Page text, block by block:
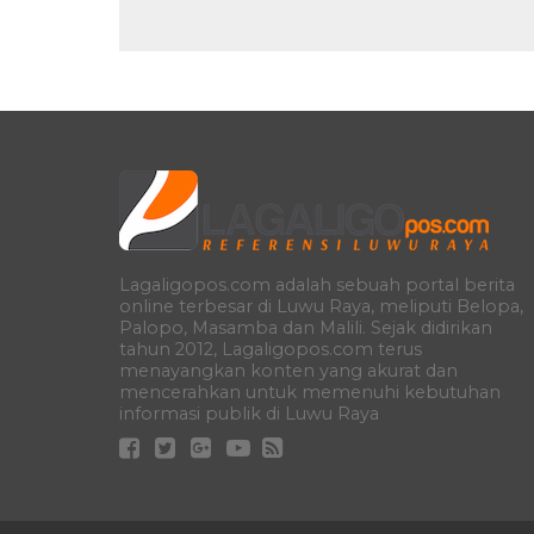
Lagaligopos.com adalah sebuah portal berita
online terbesar di Luwu Raya, meliputi Belopa,
Palopo, Masamba dan Malili. Sejak didirikan
tahun 2012, Lagaligopos.com terus
menayangkan konten yang akurat dan
mencerahkan untuk memenuhi kebutuhan
informasi publik di Luwu Raya